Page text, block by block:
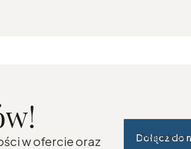
w ofercie oraz
Twój adres
Dołącz do